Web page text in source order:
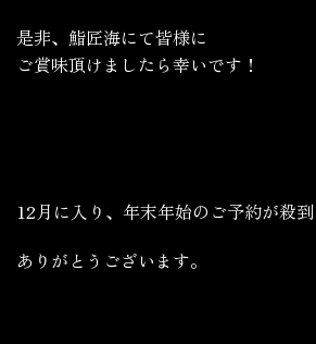
是非、鮨匠海にて皆様に
ご賞味頂けましたら幸いです！
12月に入り、年末年始のご予約が殺到
ありがとうございます。